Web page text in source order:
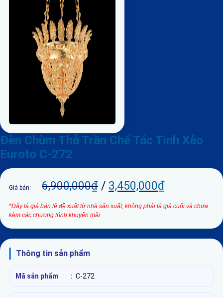
Đèn Chùm Thả Trần Chế Tác Tinh Xảo
Euroto C-272
Giá bán: 6,900,000₫ / 3,450,000₫
*Đây là giá bán lẻ đề xuất từ nhà sản xuất, không phải là giá cuối và chưa
kèm các chương trình khuyến mãi
Thông tin sản phẩm
Mã sản phẩm : C-272